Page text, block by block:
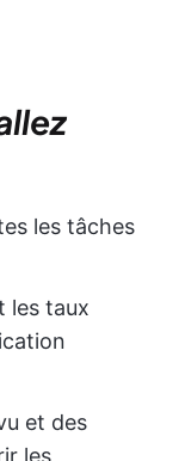
les tâches
les taux
et des
les